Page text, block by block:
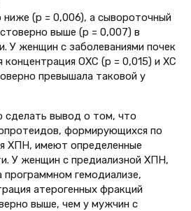
ниже (р = 0,006), а сывороточный
выше (р = 0,007) в
У женщин с заболеваниями почек
ОХС (р = 0,015) и ХС
превышала таковой у
вывод о том, что
формирующихся по
ХПН, имеют определенные
У женщин с предиализной ХПН,
программном гемодиализе,
атерогенных фракций
выше, чем у мужчин с